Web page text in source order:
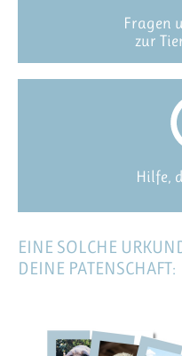
Fragen
zur
Hilfe,
EINE SOLCHE
DEINE PATENSCHAFT: